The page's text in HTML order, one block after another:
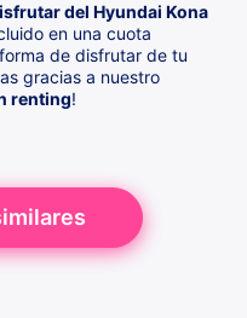
del Hyundai Kona
en una cuota
de disfrutar de tu
gracias a nuestro
renting!